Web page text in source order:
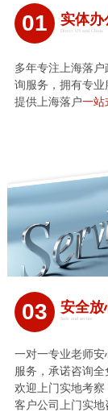
01 实体办
Direct US and China
多年专注上海落户
询服务，拥有专业
提供上海落户一站
03 安全放
Safe and secure
一对一专业老师安
服务，承诺咨询全
欢迎上门实地考察
客户公司上门实地